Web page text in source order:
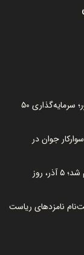
یزد در مسیر تبدیل‌شدن به قطب گردشگری اسب کشور؛ سرمایه‌گذاری ۵۰
جوان در
زمان رونمایی از رئیس جدید فدراسیون سوارکاری اعلام شد؛ ۵ آذر، روز
نامزدهای ریاست